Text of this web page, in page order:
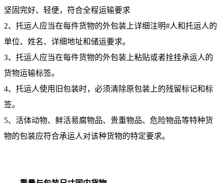
坚固完好、轻便，符合全程运输要求
2、托运人应当在每件货物的外包装上详细注明#人和托运人的
单位、姓名、详细地址和储运要求。
3、托运人应当在每件货物的外包装上粘贴或者拴挂承运人的
货物运输标签。
4、托运人使用旧包装时，必须清除原包装上的残留标记和标
签。
5、活体动物、鲜活易腐物品、贵重物品、危险物品等特种货
物的包装应符合承运人对该种货物的特定要求。